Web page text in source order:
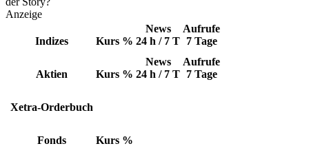
Anzeige
Indizes Kurs %
News
24 h / 7 T
Aufrufe
7 Tage
Aktien Kurs %
News
24 h / 7 T
Aufrufe
7 Tage
Xetra-Orderbuch
Fonds Kurs %